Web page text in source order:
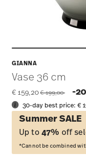
GIANNA
Vase 36 cm
€ 159,20 Price reduced
€ 199,00 -
30-day best price:€
Summer SALE
Up to 47% off
*Cannot be combined